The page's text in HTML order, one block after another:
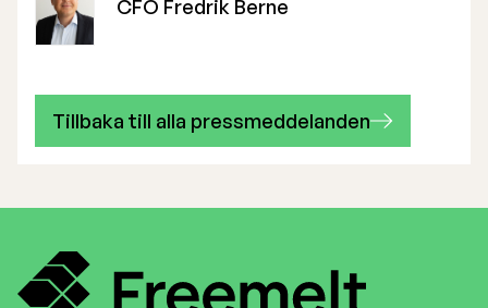
CFO Fredrik Berne
Tillbaka till alla pressmeddelanden